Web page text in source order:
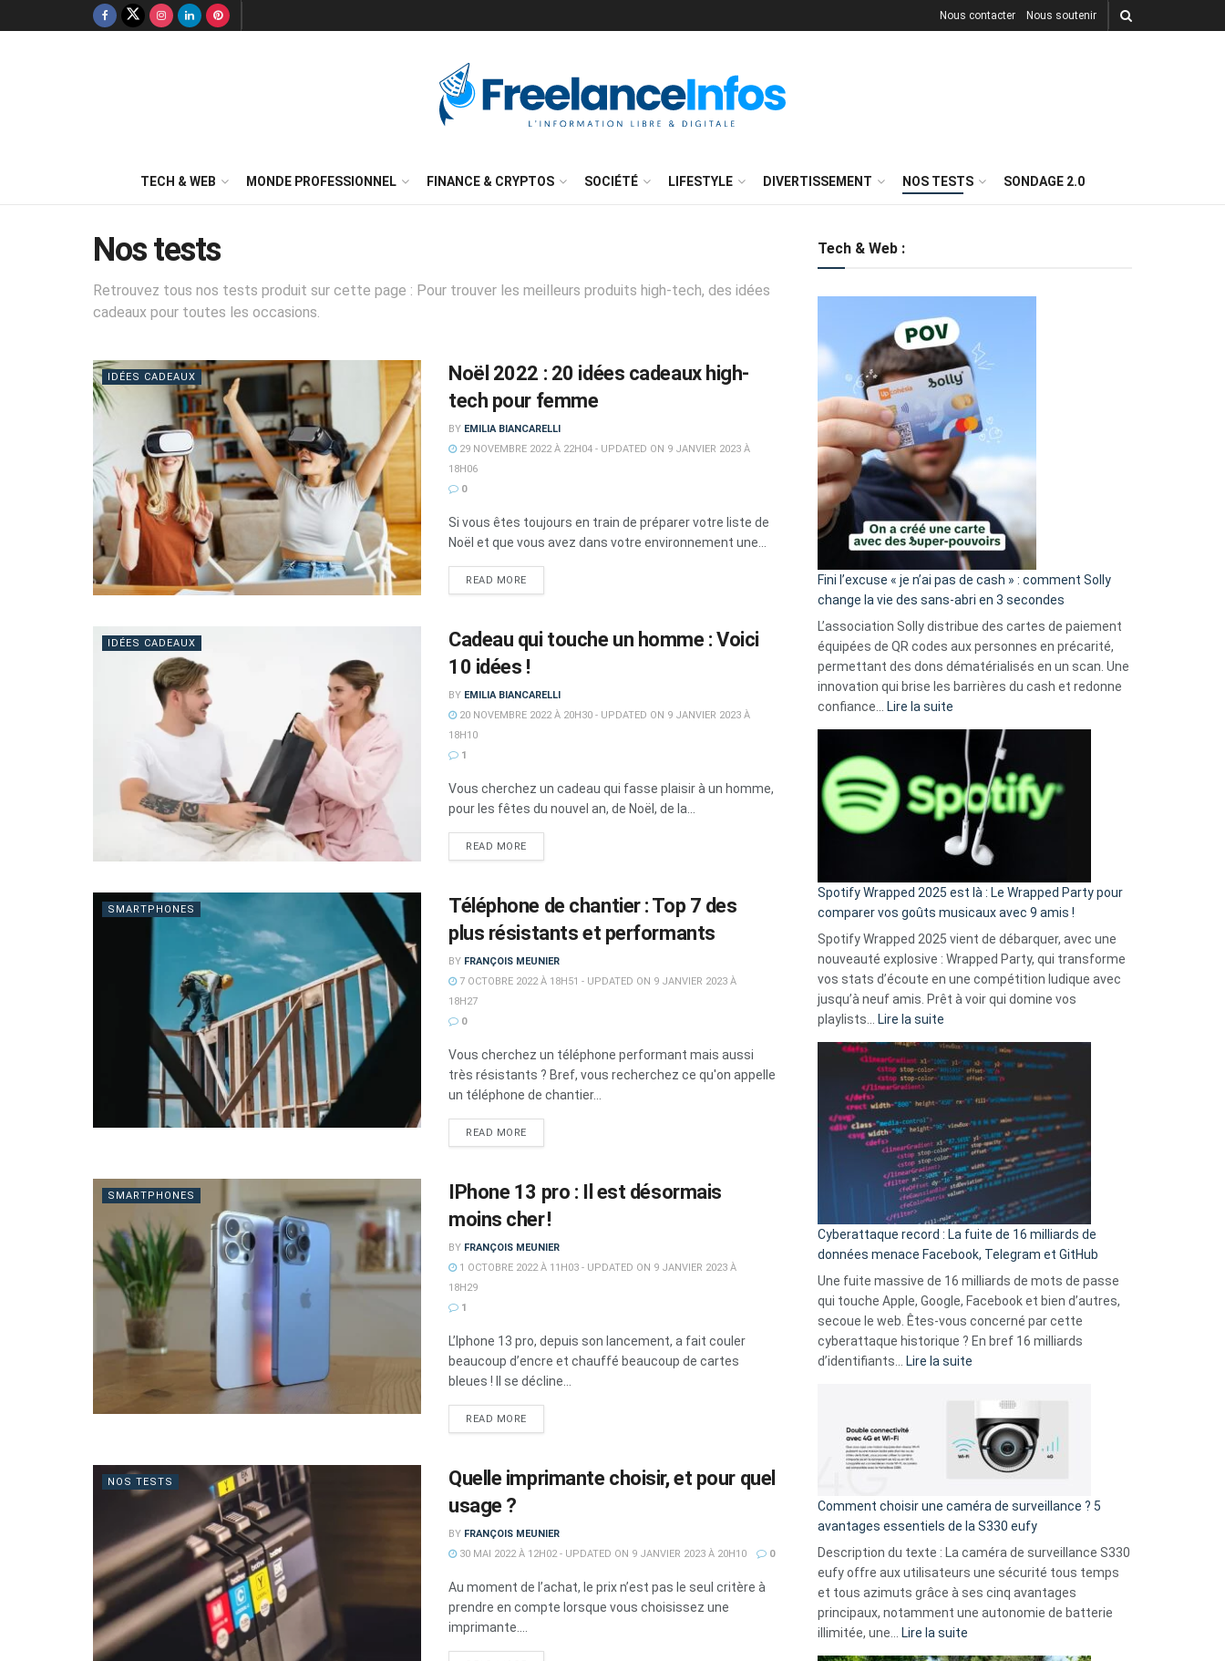
Nous contacter Nous soutenir
TECH & WEB MONDE PROFESSIONNEL FINANCE & CRYPTOS SOCIÉTÉ LIFESTYLE DIVERTISSEMENT NOS TESTS SONDAGE 2.0
Nos tests
Retrouvez tous nos tests produit sur cette page : Pour trouver les meilleurs produits high-tech, des idées
cadeaux pour toutes les occasions.
IDÉES CADEAUX
Noël 2022 : 20 idées cadeaux high-
tech pour femme
BY EMILIA BIANCARELLI
29 NOVEMBRE 2022 À 22H04 - UPDATED ON 9 JANVIER 2023 À
18H06
0
Si vous êtes toujours en train de préparer votre liste de
Noël et que vous avez dans votre environnement une...
READ MOREDETAILS
IDÉES CADEAUX
Cadeau qui touche un homme : Voici
10 idées !
BY EMILIA BIANCARELLI
20 NOVEMBRE 2022 À 20H30 - UPDATED ON 9 JANVIER 2023 À
18H10
1
Vous cherchez un cadeau qui fasse plaisir à un homme,
pour les fêtes du nouvel an, de Noël, de la...
READ MOREDETAILS
SMARTPHONES
Téléphone de chantier : Top 7 des
plus résistants et performants
BY FRANÇOIS MEUNIER
7 OCTOBRE 2022 À 18H51 - UPDATED ON 9 JANVIER 2023 À
18H27
0
Vous cherchez un téléphone performant mais aussi
très résistants ? Bref, vous recherchez ce qu'on appelle
un téléphone de chantier...
READ MOREDETAILS
SMARTPHONES
IPhone 13 pro : Il est désormais
moins cher !
BY FRANÇOIS MEUNIER
1 OCTOBRE 2022 À 11H03 - UPDATED ON 9 JANVIER 2023 À
18H29
1
L’Iphone 13 pro, depuis son lancement, a fait couler
beaucoup d’encre et chauffé beaucoup de cartes
bleues ! Il se décline...
READ MOREDETAILS
NOS TESTS
Quelle imprimante choisir, et pour quel
usage ?
BY FRANÇOIS MEUNIER
30 MAI 2022 À 12H02 - UPDATED ON 9 JANVIER 2023 À 20H10
0
Au moment de l’achat, le prix n’est pas le seul critère à
prendre en compte lorsque vous choisissez une
imprimante....
Tech & Web :
Fini l’excuse « je n’ai pas de cash » : comment Solly
change la vie des sans-abri en 3 secondes
L’association Solly distribue des cartes de paiement
équipées de QR codes aux personnes en précarité,
permettant des dons dématérialisés en un scan. Une
innovation qui brise les barrières du cash et redonne
confiance…
Lire la suite
l’excuse
je
n’ai
pas
de
cash
»
Solly
change
la
vie
sans-
abri
en
3
secondes
Spotify Wrapped 2025 est là : Le Wrapped Party pour
comparer vos goûts musicaux avec 9 amis !
Spotify Wrapped 2025 vient de débarquer, avec une
nouveauté explosive : Wrapped Party, qui transforme
vos stats d’écoute en une compétition ludique avec
jusqu’à neuf amis. Prêt à voir qui domine vos
playlists…
Lire la suite
Wrapped
2025
est
:
Le
Wrapped
Party
pour
comparer
vos
goûts
musicaux
avec
9
amis
Cyberattaque record : La fuite de 16 milliards de
données menace Facebook, Telegram et GitHub
Une fuite massive de 16 milliards de mots de passe
qui touche Apple, Google, Facebook et bien d’autres,
secoue le web. Êtes-vous concerné par cette
cyberattaque historique ? En bref 16 milliards
d’identifiants…
Lire la suite
record
La
fuite
16
milliards
données
menace
Facebook,
Telegram
Comment choisir une caméra de surveillance ? 5
avantages essentiels de la S330 eufy
Description du texte : La caméra de surveillance S330
eufy offre aux utilisateurs une sécurité tous temps
et tous azimuts grâce à ses cinq avantages
principaux, notamment une autonomie de batterie
illimitée, une…
Lire la suite